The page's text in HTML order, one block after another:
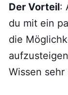
Der Vorteil:
du mit ein
die
Wissen